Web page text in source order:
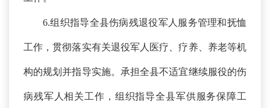
6.组织指导全县伤病残退役军人服务管理和抚恤
工作，贯彻落实有关退役军人医疗、疗养、养老等机
构的规划并指导实施。承担全县不适宜继续服役的伤
病残军人相关工作，组织指导全县军供服务保障工